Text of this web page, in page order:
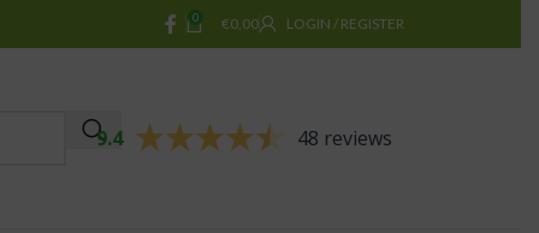
0 €0,00 LOGIN / REGISTER
9.4 48 reviews